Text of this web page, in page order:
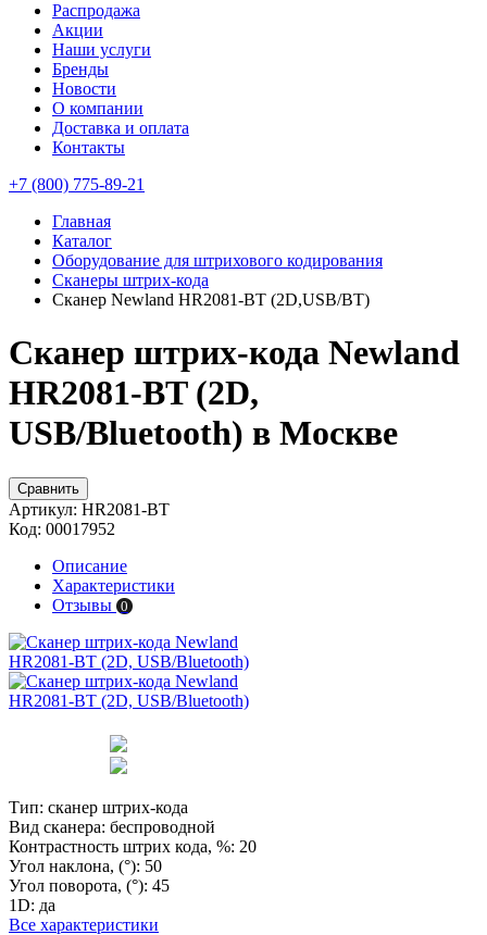
Распродажа
Акции
Наши услуги
Бренды
Новости
О компании
Доставка и оплата
Контакты
+7 (800) 775-89-21
Главная
Каталог
Оборудование для штрихового кодирования
Сканеры штрих-кода
Сканер Newland HR2081-BT (2D,USB/BT)
Сканер штрих-кода Newland
HR2081-BT (2D,
USB/Bluetooth) в Москве
Сравнить
Артикул: HR2081-BT
Код: 00017952
Описание
Характеристики
Отзывы 0
Тип: сканер штрих-кода
Вид сканера: беспроводной
Контрастность штрих кода, %: 20
Угол наклона, (°): 50
Угол поворота, (°): 45
1D: да
Все характеристики